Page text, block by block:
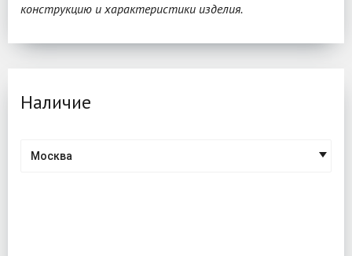
конструкцию и характеристики изделия.
Наличие
Москва